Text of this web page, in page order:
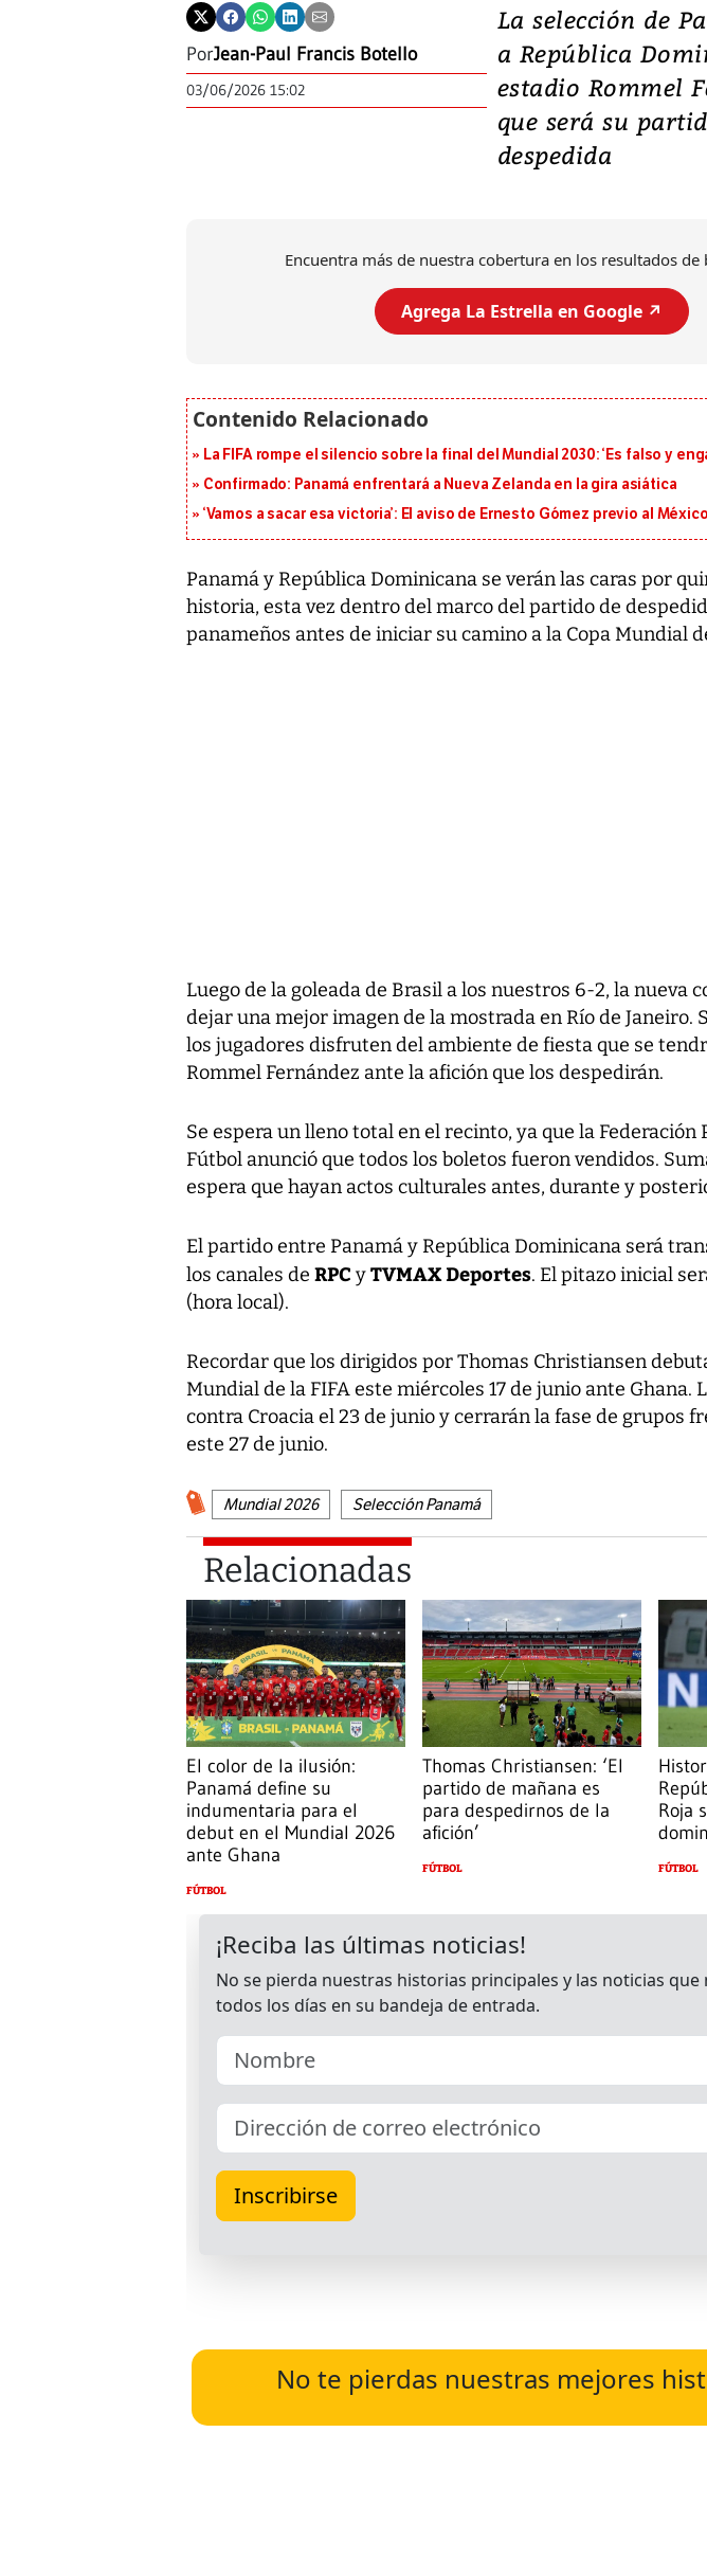
PorJean-Paul Francis Botello
03/06/2026 15:02
La selección de
a República
estadio Rommel
que será su
despedida
Encuentra más de nuestra cobertura en los resultados de
Agrega La Estrella en Google ↗️
La FIFA rompe el silencio sobre la final del Mundial 2030: ‘Es falso y
Confirmado: Panamá enfrentará a Nueva Zelanda en la gira asiática
‘Vamos a sacar esa victoria’: El aviso de Ernesto Gómez previo al
Panamá y República Dominicana se verán las caras por
historia, esta vez dentro del marco del partido de
panameños antes de iniciar su camino a la Copa Mundial
Luego de la goleada de Brasil a los nuestros 6-2, la nueva
dejar una mejor imagen de la mostrada en Río de Janeiro.
los jugadores disfruten del ambiente de fiesta que se
Rommel Fernández ante la afición que los despedirán.
Se espera un lleno total en el recinto, ya que la Federación
Fútbol anunció que todos los boletos fueron vendidos.
espera que hayan actos culturales antes, durante y
El partido entre Panamá y República Dominicana será
los canales de RPC yTVMAX Deportes. El pitazo inicial
(hora local).
Recordar que los dirigidos por Thomas Christiansen
Mundial de la FIFA este miércoles 17 de junio ante Ghana.
contra Croacia el 23 de junio y cerrarán la fase de grupos
este 27 de junio.
Mundial 2026 Selección Panamá
Relacionadas
El color de la ilusión:
Panamá define su
indumentaria para el
debut en el Mundial 2026
ante Ghana
FÚTBOL
Thomas Christiansen: ‘El
partido de mañana es
para despedirnos de la
afición’
FÚTBOL
Roja
FÚTBOL
No te pierdas nuestras mejores